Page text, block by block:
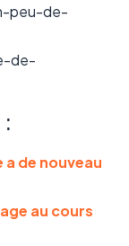
peu-de-
de-
a de nouveau
au cours